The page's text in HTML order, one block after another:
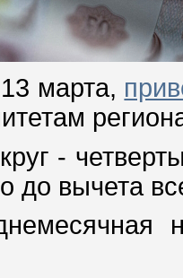
марта,
-
до вычета